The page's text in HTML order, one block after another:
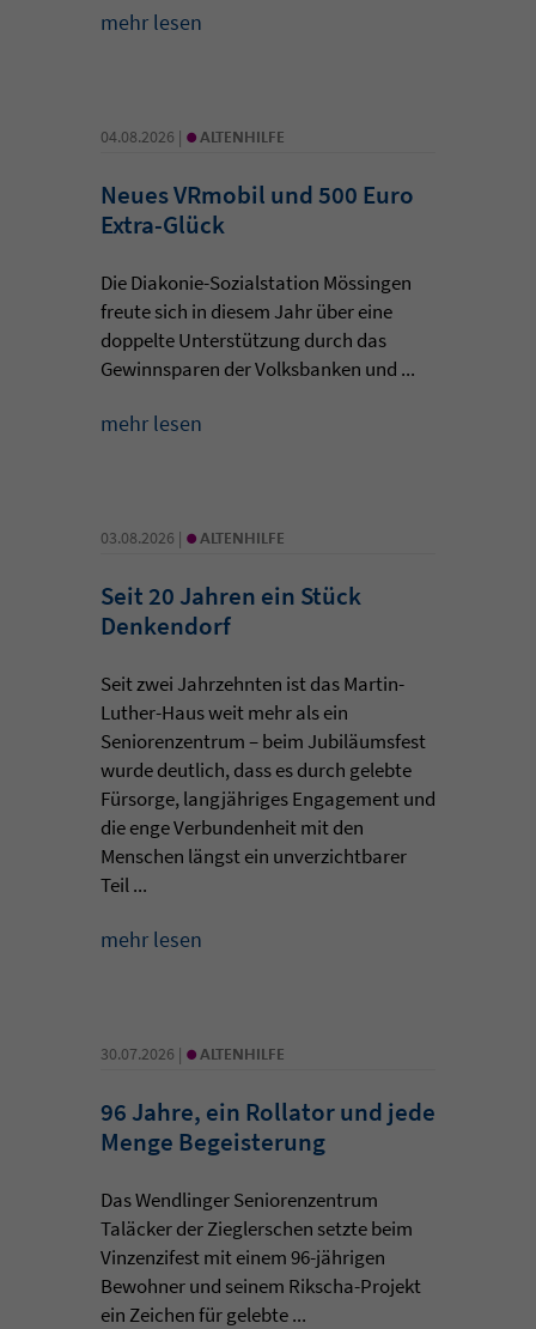
mehr lesen
04.08.2026 | • ALTENHILFE
Neues VRmobil und 500 Euro
Extra-Glück
Die Diakonie-Sozialstation Mössingen
freute sich in diesem Jahr über eine
doppelte Unterstützung durch das
Gewinnsparen der Volksbanken und ...
mehr lesen
03.08.2026 | • ALTENHILFE
Seit 20 Jahren ein Stück
Denkendorf
Seit zwei Jahrzehnten ist das Martin-
Luther-Haus weit mehr als ein
Seniorenzentrum – beim Jubiläumsfest
wurde deutlich, dass es durch gelebte
Fürsorge, langjähriges Engagement und
die enge Verbundenheit mit den
Menschen längst ein unverzichtbarer
Teil ...
mehr lesen
30.07.2026 | • ALTENHILFE
96 Jahre, ein Rollator und jede
Menge Begeisterung
Das Wendlinger Seniorenzentrum
Taläcker der Zieglerschen setzte beim
Vinzenzifest mit einem 96-jährigen
Bewohner und seinem Rikscha-Projekt
ein Zeichen für gelebte ...